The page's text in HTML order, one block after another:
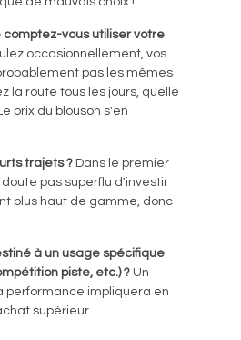
vous utiliser votre
occasionnellement, vos
pas les mêmes
la route tous les jours, quelle
prix du blouson s'en
trajets ? Dans le premier
doute pas superflu d'investir
plus haut de gamme, donc
à un usage spécifique
piste, etc.) ? Un
performance impliquera en
supérieur.